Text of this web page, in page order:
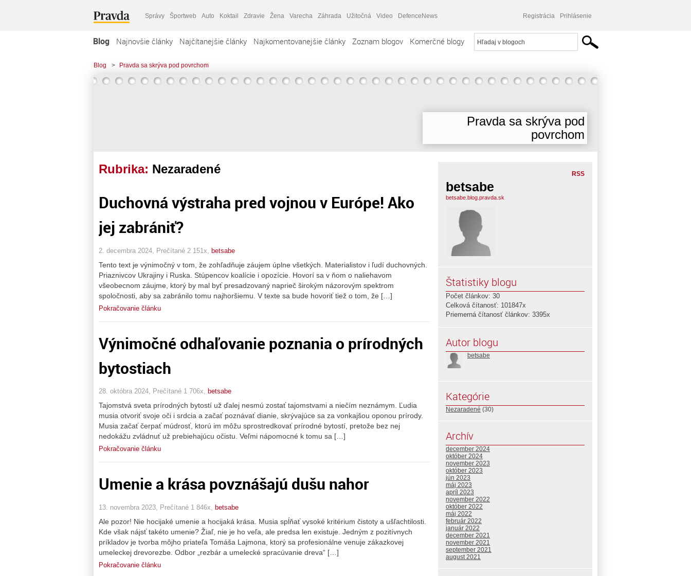
Správy Športweb Auto Koktail Zdravie Žena Varecha Záhrada Užitočná Video DefenceNews Registrácia Prihlásenie
Blog Najnovšie články Najčítanejšie články Najkomentovanejšie články Zoznam blogov Komerčné blogy
Blog > Pravda sa skrýva pod povrchom
Pravda sa skrýva pod
povrchom
Rubrika: Nezaradené
Duchovná výstraha pred vojnou v Európe! Ako
jej zabrániť?
2. decembra 2024, Prečítané 2 151x, betsabe
Tento text je výnimočný v tom, že zohľadňuje záujem úplne všetkých. Materialistov i ľudí duchovných.
Priaznivcov Ukrajiny i Ruska. Stúpencov koalície i opozície. Hovorí sa v ňom o naliehavom
všeobecnom záujme, ktorý by mal byť presadzovaný naprieč širokým názorovým spektrom
spoločnosti, aby sa zabránilo tomu najhoršiemu. V texte sa bude hovoriť tiež o tom, že […]
Pokračovanie článku
Výnimočné odhaľovanie poznania o prírodných
bytostiach
28. októbra 2024, Prečítané 1 706x, betsabe
Tajomstvá sveta prírodných bytostí už ďalej nesmú zostať tajomstvami a niečím neznámym. Ľudia
musia otvoriť svoje oči i srdcia a začať poznávať dianie, skrývajúce sa za vonkajšou oponou prírody.
Musia začať čerpať múdrosť, ktorú im môžu sprostredkovať prírodné bytostí, pretože bez nej
nedokážu zvládnuť už prebiehajúcu očistu. Veľmi nápomocné k tomu sa […]
Pokračovanie článku
Umenie a krása povznášajú dušu nahor
13. novembra 2023, Prečítané 1 846x, betsabe
Ale pozor! Nie hocijaké umenie a hocijaká krása. Musia spĺňať vysoké kritérium čistoty a ušľachtilosti.
Kde však nájsť takéto umenie? Žiaľ, nie je ho veľa, ale predsa len existuje. Jedným z pozitívnych
príkladov je tvorba môjho priateľa Tomáša Lajmona, ktorý sa profesionálne venuje zákazkovej
umeleckej drevorezbe. Odbor „rezbár a umelecké spracúvanie dreva“ […]
Pokračovanie článku
RSS
betsabe
betsabe.blog.pravda.sk
Štatistiky blogu
Počet článkov: 30
Celková čítanosť: 101847x
Priemerná čítanosť článkov: 3395x
Autor blogu
betsabe
Kategórie
Nezaradené (30)
Archív
december 2024
október 2024
november 2023
október 2023
jún 2023
máj 2023
apríl 2023
november 2022
október 2022
máj 2022
február 2022
január 2022
december 2021
november 2021
september 2021
august 2021